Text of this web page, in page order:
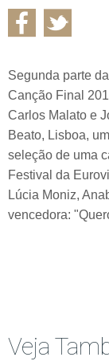
Segunda parte
Canção Final
Carlos Malato e
Beato, Lisboa,
seleção de uma
Festival da
Lúcia Moniz,
vencedora:
Veja